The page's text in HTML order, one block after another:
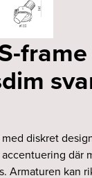
diskret
där
Armaturen kan